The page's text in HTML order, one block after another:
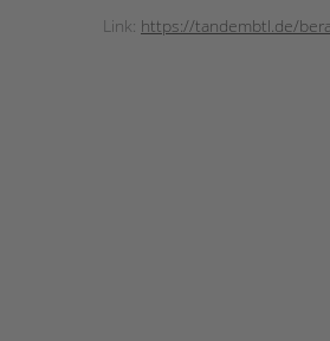
Link: https://tandembtl.de/